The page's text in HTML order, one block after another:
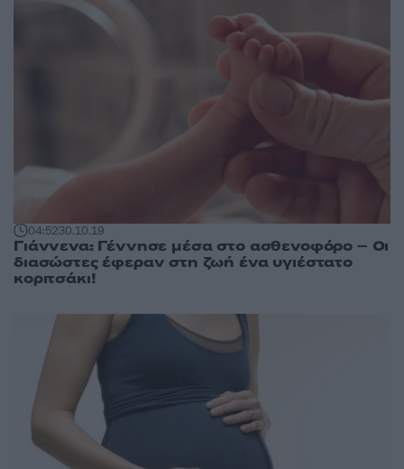
04:5230.10.19
Γιάννενα: Γέννησε μέσα στο ασθενοφόρο – Οι
διασώστες έφεραν στη ζωή ένα υγιέστατο
κοριτσάκι!